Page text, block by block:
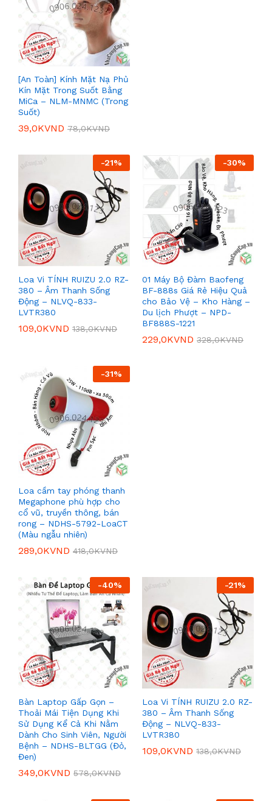
[An Toàn] Kính Mặt Nạ Phủ
Kín Mặt Trong Suốt Bằng
MiCa – NLM-MNMC (Trong
Suốt)
39,0KVND 78,0KVND
-21%
Loa Vi TÍNH RUIZU 2.0 RZ-
380 – Âm Thanh Sống
Động – NLVQ-833-
LVTR380
109,0KVND 138,0KVND
-30%
01 Máy Bộ Đàm Baofeng
BF-888s Giá Rẻ Hiệu Quả
cho Bảo Vệ – Kho Hàng –
Du lịch Phượt – NPD-
BF888S-1221
229,0KVND 328,0KVND
-31%
Loa cầm tay phóng thanh
Megaphone phù hợp cho
cổ vũ, truyền thông, bán
rong – NDHS-5792-LoaCT
(Màu ngẫu nhiên)
289,0KVND 418,0KVND
-40%
Bàn Laptop Gấp Gọn –
Thoải Mái Tiện Dụng Khi
Sử Dụng Kể Cả Khi Nằm
Dành Cho Sinh Viên, Người
Bệnh – NDHS-BLTGG (Đỏ,
Đen)
349,0KVND 578,0KVND
-21%
Loa Vi TÍNH RUIZU 2.0 RZ-
380 – Âm Thanh Sống
Động – NLVQ-833-
LVTR380
109,0KVND 138,0KVND